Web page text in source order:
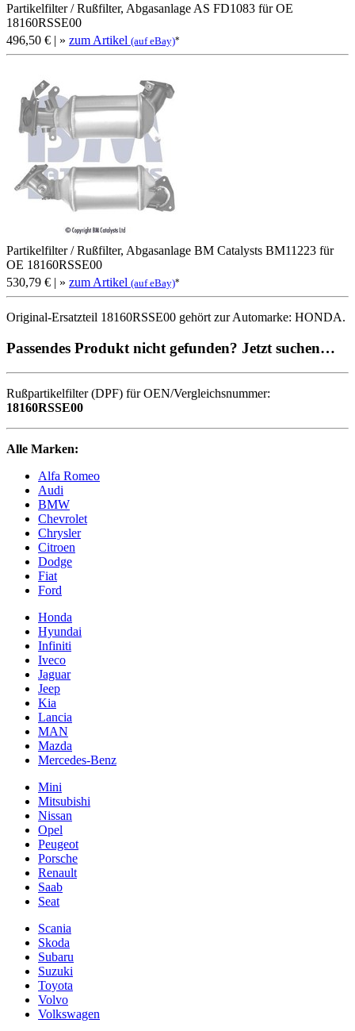
Partikelfilter / Rußfilter, Abgasanlage AS FD1083 für OE
18160RSSE00
496,50 € | » zum Artikel (auf eBay)*
Partikelfilter / Rußfilter, Abgasanlage BM Catalysts BM11223 für
OE 18160RSSE00
530,79 € | » zum Artikel (auf eBay)*
Original-Ersatzteil 18160RSSE00 gehört zur Automarke: HONDA.
Passendes Produkt nicht gefunden? Jetzt suchen…
Rußpartikelfilter (DPF) für OEN/Vergleichsnummer:
18160RSSE00
Alle Marken:
Alfa Romeo
Audi
BMW
Chevrolet
Chrysler
Citroen
Dodge
Fiat
Ford
Honda
Hyundai
Infiniti
Iveco
Jaguar
Jeep
Kia
Lancia
MAN
Mazda
Mercedes-Benz
Mini
Mitsubishi
Nissan
Opel
Peugeot
Porsche
Renault
Saab
Seat
Scania
Skoda
Subaru
Suzuki
Toyota
Volvo
Volkswagen